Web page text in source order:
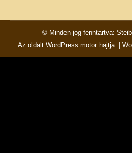
© Minden jog fenntartva:
Az oldalt WordPress motor hajtja. |